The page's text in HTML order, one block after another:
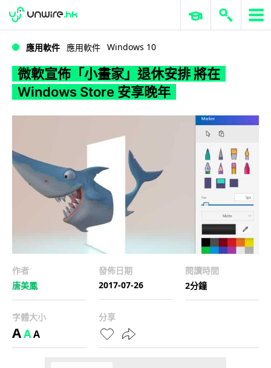
WWDC 2026 ERP 與商業 AI
應用軟件 應用軟件 Windows 10
微軟宣佈「小畫家」退休安排 將在
Windows Store 安享晚年
作者
唐美鳳
發佈日期
2017-07-26
閱讀時間
2分鐘
字體大小
AAA
分享